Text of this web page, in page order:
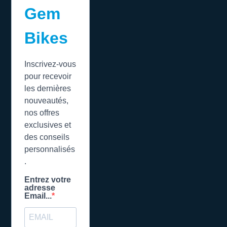
Gem
Bikes
Inscrivez-vous
pour recevoir
les dernières
nouveautés,
nos offres
exclusives et
des conseils
personnalisés
.
Entrez votre
adresse
Email...